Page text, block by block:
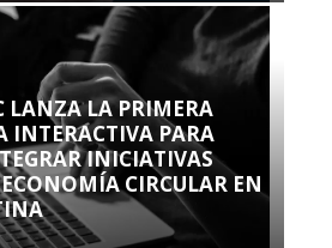
LANZA LA PRIMERA
INTERACTIVA PARA
INICIATIVAS
CIRCULAR EN